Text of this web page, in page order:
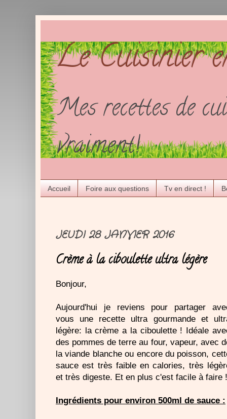
Le Cuisinier
Mes recettes de
vraiment!
Accueil Foire aux questions Tv en direct !
JEUDI 28 JANVIER 2016
Crème à la ciboulette ultra légère
Bonjour,
Aujourd'hui je reviens pour partager
vous une recette ultra gourmande et
légère: la crème a la ciboulette ! Idéale
des pommes de terre au four, vapeur, avec
la viande blanche ou encore du poisson,
sauce est très faible en calories, très
et très digeste. Et en plus c'est facile à faire
Ingrédients pour environ 500ml de sauce :